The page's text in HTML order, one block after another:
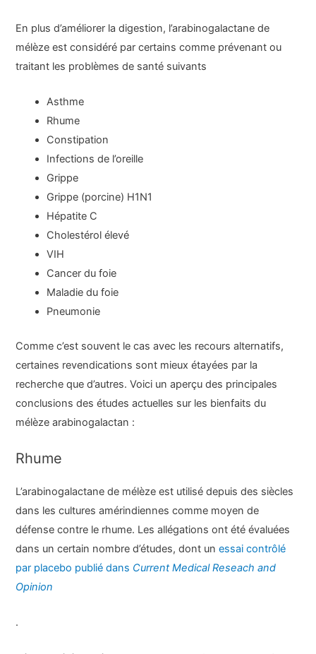
En plus d’améliorer la digestion, l’arabinogalactane de
mélèze est considéré par certains comme prévenant ou
traitant les problèmes de santé suivants
Asthme
Rhume
Constipation
Infections de l’oreille
Grippe
Grippe (porcine) H1N1
Hépatite C
Cholestérol élevé
VIH
Cancer du foie
Maladie du foie
Pneumonie
Comme c’est souvent le cas avec les recours alternatifs,
certaines revendications sont mieux étayées par la
recherche que d’autres. Voici un aperçu des principales
conclusions des études actuelles sur les bienfaits du
mélèze arabinogalactan :
Rhume
L’arabinogalactane de mélèze est utilisé depuis des siècles
dans les cultures amérindiennes comme moyen de
défense contre le rhume. Les allégations ont été évaluées
dans un certain nombre d’études, dont unessai contrôlé
par placebo publié dans Current Medical Reseach and
Opinion
.